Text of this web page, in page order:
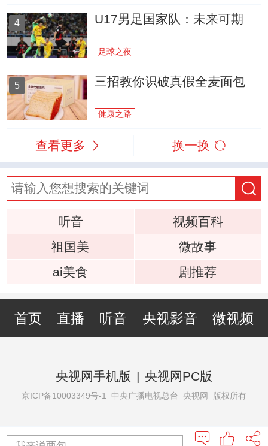
4 U17男足国家队：未来可期
足球之夜
5 三招教你识破真假全麦面包
健康之路
查看更多 换一换
听音
视频百科
祖国美
微故事
ai美食
剧推荐
首页 直播 听音 央视影音 微视频
央视网手机版 | 央视网PC版
京ICP备10003349号-1 中央广播电视总台 央视网 版权所有